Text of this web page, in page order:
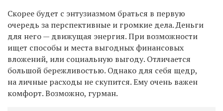
Скорее будет с энтузиазмом браться в первую
очередь за перспективные и громкие дела. Деньги
для него — движущая энергия. При возможности
ищет способы и места выгодных финансовых
вложений, или социальную выгоду. Отличается
большой бережливостью. Однако для себя щедр,
на личные расходы не скупится. Ему очень важен
комфорт. Возможно, гурман.